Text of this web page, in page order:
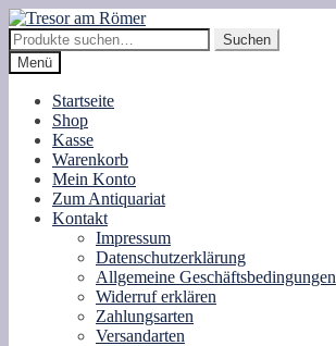
Zur
Navigation
springen
Zum
Inhalt
springen
Suche
nach:
Suchen
Menü
Startseite
Shop
Kasse
Warenkorb
Mein Konto
Zum Antiquariat
Kontakt
Impressum
Datenschutzerklärung
Allgemeine Geschäftsbedingungen
Widerruf erklären
Zahlungsarten
Versandarten